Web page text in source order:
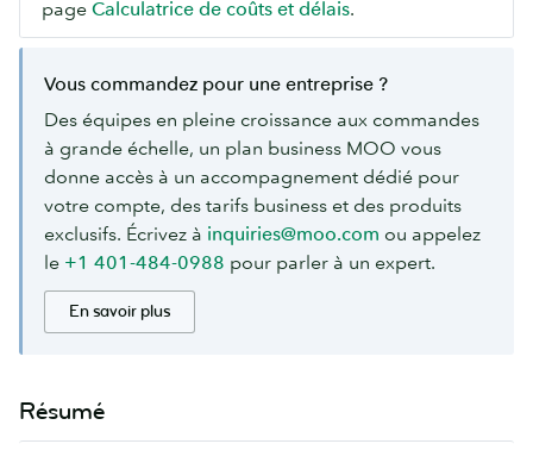
page Calculatrice de coûts et délais.
Vous commandez pour une entreprise ?
Des équipes en pleine croissance aux commandes
à grande échelle, un plan business MOO vous
donne accès à un accompagnement dédié pour
votre compte, des tarifs business et des produits
exclusifs. Écrivez à inquiries@moo.com ou appelez
le +1 401-484-0988 pour parler à un expert.
En savoir plus
Résumé